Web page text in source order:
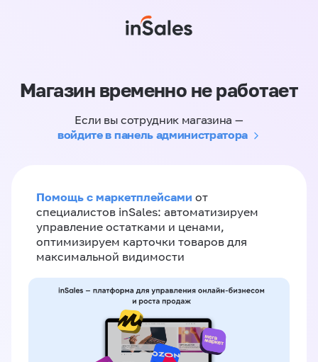
Магазин временно не работает
Если вы сотрудник магазина —
войдите в панель администратора
Помощь с маркетплейсами от
специалистов inSales: автоматизируем
управление остатками и ценами,
оптимизируем карточки товаров для
максимальной видимости